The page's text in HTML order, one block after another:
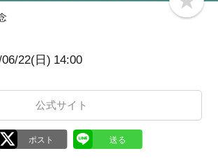
b
o
22(日) 14:00
公式サイト